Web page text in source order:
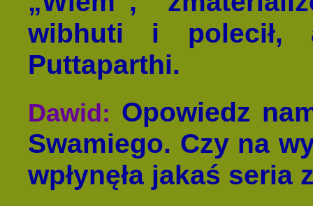
wibhuti i polecił,
Puttaparthi.
Dawid: Opowiedz
Swamiego. Czy na
wpłynęła jakaś seria